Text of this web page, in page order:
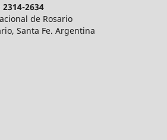
2634
de Rosario
Santa Fe. Argentina